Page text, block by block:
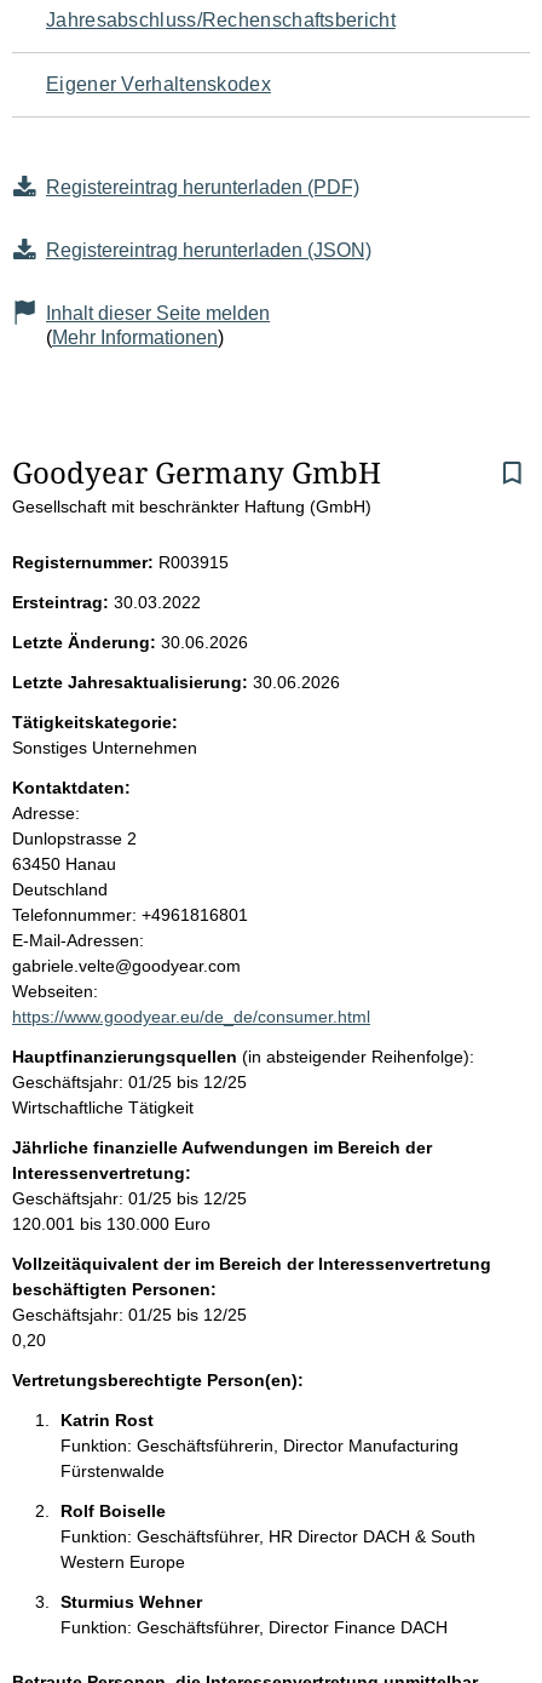
Jahresabschluss/Rechenschaftsbericht
Eigener Verhaltenskodex
Registereintrag herunterladen (PDF)
Registereintrag herunterladen (JSON)
Inhalt dieser Seite melden
(Mehr Informationen)
S
e
i
t
e
n
i
n
h
a
l
t
Goodyear Germany GmbH
Gesellschaft mit beschränkter Haftung (GmbH)
Registernummer: R003915
Ersteintrag: 30.03.2022
Letzte Änderung: 30.06.2026
Letzte Jahresaktualisierung: 30.06.2026
Tätigkeitskategorie:
Sonstiges Unternehmen
Kontaktdaten:
Adresse:
Dunlopstrasse 2
63450 Hanau
Deutschland
K
o
n
t
a
t
i
n
f
o
r
m
t
i
o
n
e
Telefonnummer: +4961816801
E-Mail-Adressen:
gabriele.velte@goodyear.com
Webseiten:
https://www.goodyear.eu/de_de/consumer.html
Hauptfinanzierungsquellen (in absteigender Reihenfolge):
Geschäftsjahr: 01/25 bis 12/25
Wirtschaftliche Tätigkeit
Jährliche finanzielle Aufwendungen im Bereich der
Interessenvertretung:
Geschäftsjahr: 01/25 bis 12/25
120.001 bis 130.000 Euro
Vollzeitäquivalent der im Bereich der Interessenvertretung
beschäftigten Personen:
Geschäftsjahr: 01/25 bis 12/25
0,20
Vertretungsberechtigte Person(en):
Katrin Rost
Funktion: Geschäftsführerin, Director Manufacturing
Fürstenwalde
Rolf Boiselle
Funktion: Geschäftsführer, HR Director DACH & South
Western Europe
Sturmius Wehner
Funktion: Geschäftsführer, Director Finance DACH